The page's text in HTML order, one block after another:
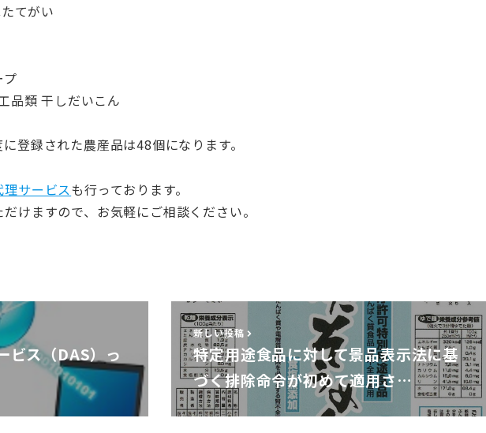
てがい
プ
品類 干しだいこん
登録された農産品は48個になります。
サービスも行っております。
けますので、お気軽にご相談ください。
ビス（DAS）っ
新しい投稿
特定用途食品に対して景品表示法に基
づく排除命令が初めて適用さ…